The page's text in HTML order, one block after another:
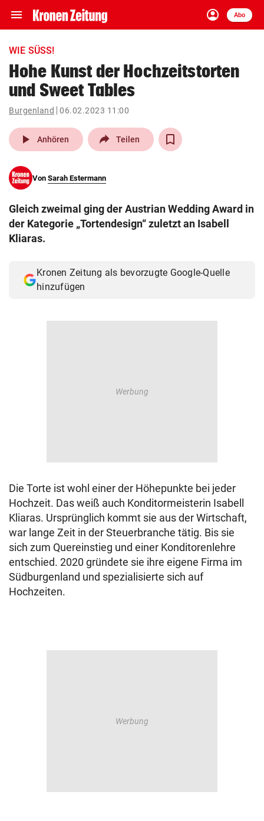
menu Navigation
ein-/ausklappen
account_circle
Anmelden
Abo
close Schließen
account_circle Anmelden
pin_drop
Wien arrow_right
search
eingeben
© Krone Multimedia GmbH & Co KG 2026
Muthgasse 2, 1190 Wien
WIE SÜSS!
Hohe Kunst der Hochzeitstorten
und Sweet Tables
Burgenland 06.02.2023 11:00
play_arrow Anhören Teilen
Von Sarah Estermann
Gleich zweimal ging der Austrian Wedding Award in
der Kategorie „Tortendesign“ zuletzt an Isabell
Kliaras.
Kronen Zeitung als bevorzugte Google-Quelle
hinzufügen
Die Torte ist wohl einer der Höhepunkte bei jeder
Hochzeit. Das weiß auch Konditormeisterin Isabell
Kliaras. Ursprünglich kommt sie aus der Wirtschaft,
war lange Zeit in der Steuerbranche tätig. Bis sie
sich zum Quereinstieg und einer Konditorenlehre
entschied. 2020 gründete sie ihre eigene Firma im
Südburgenland und spezialisierte sich auf
Hochzeiten.